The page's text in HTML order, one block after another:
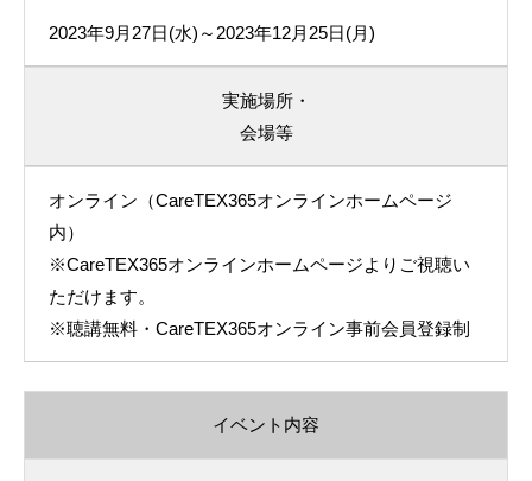
2023年9月27日(水)～2023年12月25日(月)
実施場所・
会場等
オンライン（CareTEX365オンラインホームページ
内）
※CareTEX365オンラインホームページよりご視聴い
ただけます。
※聴講無料・CareTEX365オンライン事前会員登録制
イベント内容